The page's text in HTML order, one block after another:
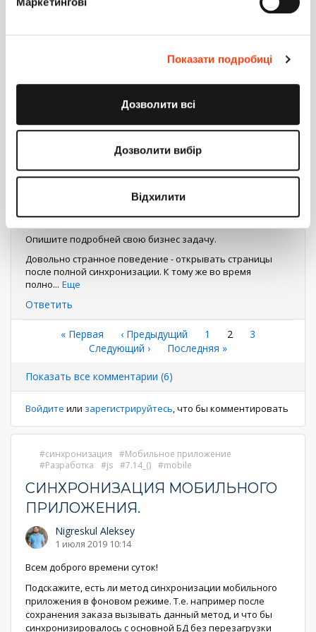
Показати подробиці
Дозволити всі
Дозволити вибір
Відхилити
после синхронизации приложения?
реализовал событие после обновления заказа
Terrasoft.sdk.Model.setModelEventHandler("Order",
	Terrasoft.ModelEvents[Terrasoft.ModelEventKinds.After].update,function(config){
		var record = config
...
Еще
0
Кривонос Максим
2 июля 2019 18:28
0
Опишите подробней свою бизнес задачу.
Довольно странное поведение - открывать страницы
после полной синхронизации. К тому же во время
полно... Еще
Ответить
Нумерация
страниц
Первая
страница
« Первая ←
‹ Предыдущий Страница
1
Текущая
2 Страница
3
Следующая
Следующий ›
Последняя
Последняя »
Показать все комментарии (6)
Войдите или зарегистрируйтесь , что бы комментировать
синхронизация
Мобильное приложение
Разработка
js 7.14_() mobile
СИНХРОНИЗАЦИЯ МОБИЛЬНОГО
ПРИЛОЖЕНИЯ.
Nigreskul Aleksey
1 июля 2019 10:14
Всем доброго времени суток!
Подскажите, есть ли метод синхронизации мобильного
приложения в фоновом режиме. Т.е. например после
сохранения заказа вызывать данный метод, и что бы
синхронизировалось с основной БД без перезагрузки